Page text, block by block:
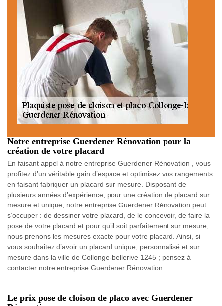
Notre entreprise Guerdener Rénovation pour la
création de votre placard
En faisant appel à notre entreprise Guerdener Rénovation , vous
profitez d’un véritable gain d’espace et optimisez vos rangements
en faisant fabriquer un placard sur mesure. Disposant de
plusieurs années d’expérience, pour une création de placard sur
mesure et unique, notre entreprise Guerdener Rénovation peut
s’occuper : de dessiner votre placard, de le concevoir, de faire la
pose de votre placard et pour qu’il soit parfaitement sur mesure,
nous prenons les mesures exacte pour votre placard. Ainsi, si
vous souhaitez d’avoir un placard unique, personnalisé et sur
mesure dans la ville de Collonge-bellerive 1245 ; pensez à
contacter notre entreprise Guerdener Rénovation .
Le prix pose de cloison de placo avec Guerdener